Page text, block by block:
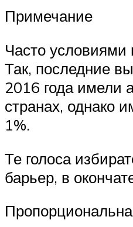
Примечание
Часто условиями
Так, последние
2016 года имели
странах, однако
1%.
Те голоса
барьер, в